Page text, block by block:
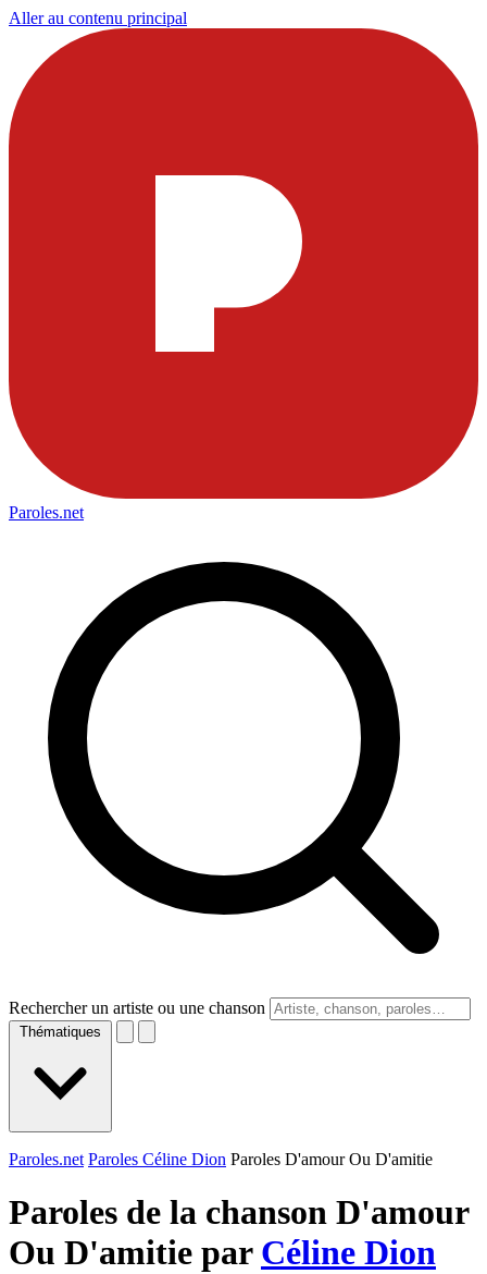
Aller au contenu principal
Paroles.net
Rechercher un artiste ou une chanson
Thématiques
Paroles.net Paroles Céline Dion Paroles D'amour Ou D'amitie
Paroles de la chanson D'amour
Ou D'amitie par Céline Dion